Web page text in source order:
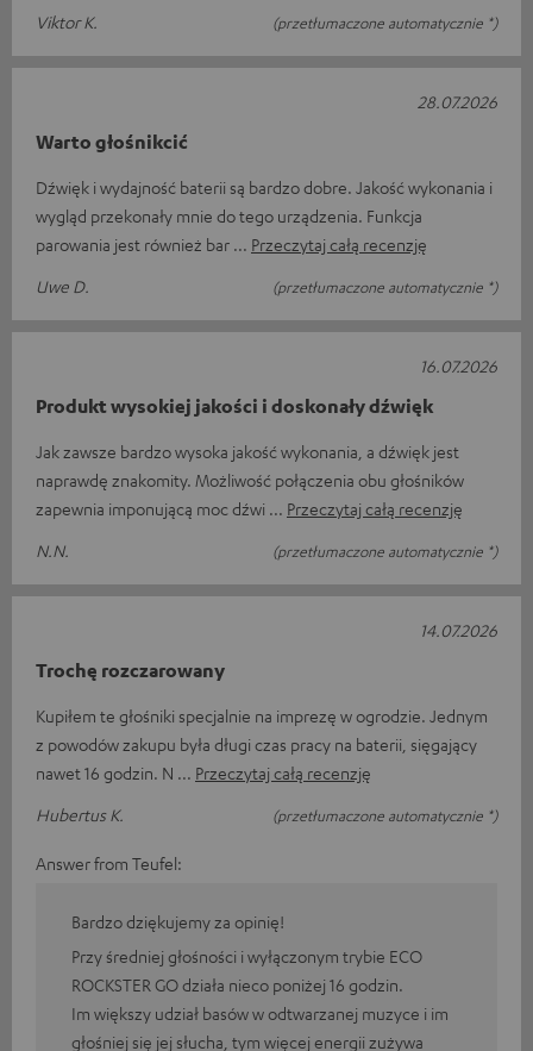
Viktor K. (przetłumaczone automatycznie *)
Warto głośnikcić
Dźwięk i wydajność baterii są bardzo dobre. Jakość wykonania i
wygląd przekonały mnie do tego urządzenia. Funkcja
parowania jest również bar
Przeczytaj całą recenzję
Uwe D.
(przetłumaczone automatycznie *)
28.07.2026
Produkt wysokiej jakości i doskonały dźwięk
Jak zawsze bardzo wysoka jakość wykonania, a dźwięk jest
naprawdę znakomity. Możliwość połączenia obu głośników
zapewnia imponującą moc dźwi
Przeczytaj całą recenzję
N.N.
(przetłumaczone automatycznie *)
16.07.2026
Trochę rozczarowany
Kupiłem te głośniki specjalnie na imprezę w ogrodzie. Jednym
z powodów zakupu była długi czas pracy na baterii, sięgający
nawet 16 godzin. N
Przeczytaj całą recenzję
Hubertus K.
(przetłumaczone automatycznie *)
14.07.2026
Answer from Teufel:
Bardzo dziękujemy za opinię!
Przy średniej głośności i wyłączonym trybie ECO
ROCKSTER GO działa nieco poniżej 16 godzin.
Im większy udział basów w odtwarzanej muzyce i im
głośniej się jej słucha, tym więcej energii zużywa